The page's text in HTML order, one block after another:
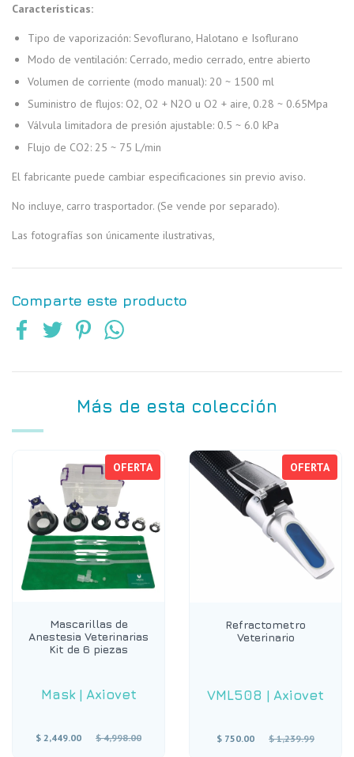
Características:
Tipo de vaporización: Sevoflurano, Halotano e Isoflurano
Modo de ventilación: Cerrado, medio cerrado, entre abierto
Volumen de corriente (modo manual): 20 ~ 1500 ml
Suministro de flujos: O2, O2 + N2O u O2 + aire, 0.28 ~ 0.65Mpa
Válvula limitadora de presión ajustable: 0.5 ~ 6.0 kPa
Flujo de CO2: 25 ~ 75 L/min
El fabricante puede cambiar especificaciones sin previo aviso.
No incluye, carro trasportador. (Se vende por separado).
Las fotografías son únicamente ilustrativas,
Comparte este producto
Más de esta colección
OFERTA
Mascarillas de
Anestesia Veterinarias
Kit de 6 piezas
Mask| Axiovet
$ 2,449.00
Precio
$ 4,998.00
OFERTA
Refractometro
Veterinario
VML508 | Axiovet
$ 750.00
Precio
$ 1,239.99